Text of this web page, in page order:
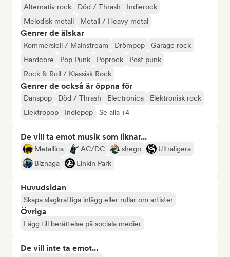
Alternativ rock Död / Thrash
Indierock
Melodisk metall
Metall / Heavy metal
Genrer de älskar
Kommersiell / Mainstream Drömpop
Garage rock
Hardcore
Pop Punk Poprock
Post punk
Rock & Roll / Klassisk Rock
Genrer de också är öppna för
Danspop Död / Thrash Electronica
Elektronisk rock
Elektropop
Indiepop Se alla +4
De vill ta emot musik som liknar...
Metallica AC/DC shego
Ultraligera
Biznaga
Linkin Park
Huvudsidan
Skapa slagkraftiga inlägg eller rullar om artister
Övriga
Lägg till berättelse på sociala medier
De vill inte ta emot...